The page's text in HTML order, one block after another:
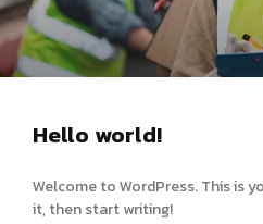
Hello world!
Welcome to WordPress. This is
it, then start writing!